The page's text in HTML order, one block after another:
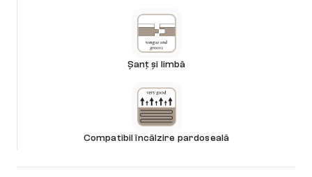
Șanț și limbă
Compatibil încălzire pardoseală